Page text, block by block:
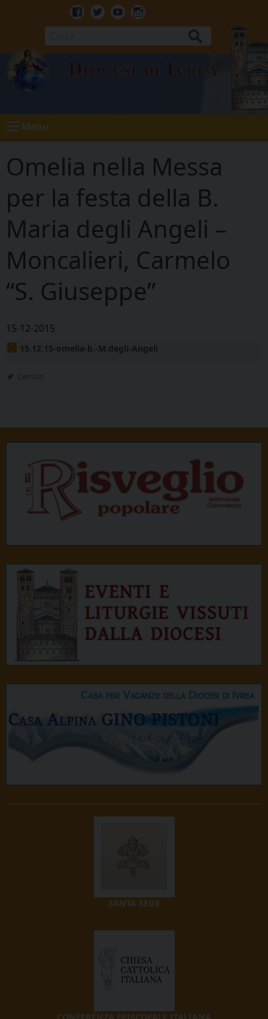
Facebook
TwitterYoutubeInstagram
Diocesi di Ivrea
Menu
Omelia nella Messa
per la festa della B.
Maria degli Angeli –
Moncalieri, Carmelo
“S. Giuseppe”
15-12-2015
15.12.15-omelia-b.-M.degli-Angeli
Cerrato
SANTA SEDE